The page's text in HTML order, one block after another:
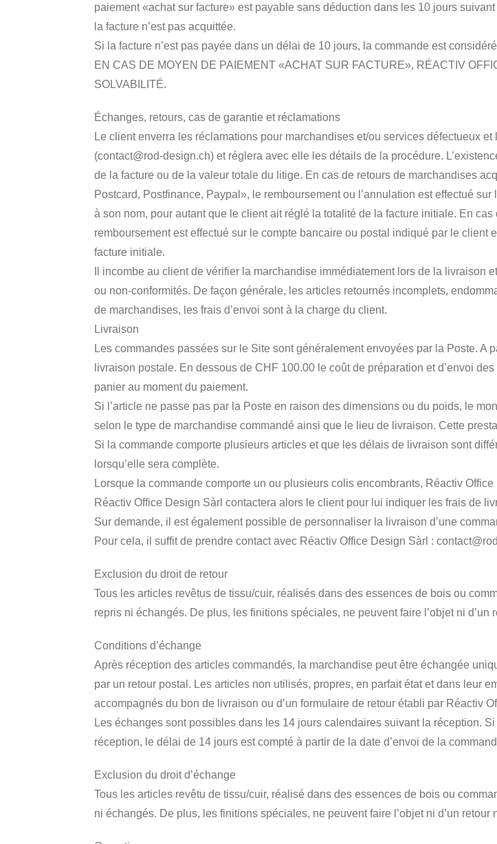
paiement «achat sur facture» est payable sans déduction dans les 10 jours
la facture n’est pas acquittée.
Si la facture n’est pas payée dans un délai de 10 jours, la commande est
EN CAS DE MOYEN DE PAIEMENT «ACHAT SUR FACTURE», RÉACTIV
SOLVABILITÉ.
Échanges, retours, cas de garantie et réclamations
Le client enverra les réclamations pour marchandises et/ou services défectueux
(contact@rod-design.ch) et réglera avec elle les détails de la procédure.
de la facture ou de la valeur totale du litige. En cas de retours de marchandises
Postcard, Postfinance, Paypal», le remboursement ou l’annulation est effectué
à son nom, pour autant que le client ait réglé la totalité de la facture initiale. En
remboursement est effectué sur le compte bancaire ou postal indiqué par le
facture initiale.
Il incombe au client de vérifier la marchandise immédiatement lors de la livraison
ou non-conformités. De façon générale, les articles retournés incomplets,
de marchandises, les frais d’envoi sont à la charge du client.
Livraison
Les commandes passées sur le Site sont généralement envoyées par la Poste. A
livraison postale. En dessous de CHF 100.00 le coût de préparation et d’envoi
panier au moment du paiement.
Si l’article ne passe pas par la Poste en raison des dimensions ou du poids, le
selon le type de marchandise commandé ainsi que le lieu de livraison. Cette
Si la commande comporte plusieurs articles et que les délais de livraison sont
lorsqu’elle sera complète.
Lorsque la commande comporte un ou plusieurs colis encombrants, Réactiv
Réactiv Office Design Sàrl contactera alors le client pour lui indiquer les frais de
Sur demande, il est également possible de personnaliser la livraison d’une
Pour cela, il suffit de prendre contact avec Réactiv Office Design Sàrl :
Exclusion du droit de retour
Tous les articles revêtus de tissu/cuir, réalisés dans des essences de bois ou
repris ni échangés. De plus, les finitions spéciales, ne peuvent faire l’objet ni d’un
Conditions d’échange
Après réception des articles commandés, la marchandise peut être échangée
par un retour postal. Les articles non utilisés, propres, en parfait état et dans leur
accompagnés du bon de livraison ou d’un formulaire de retour établi par Réactiv
Les échanges sont possibles dans les 14 jours calendaires suivant la réception.
réception, le délai de 14 jours est compté à partir de la date d’envoi de la
Exclusion du droit d’échange
Tous les articles revêtu de tissu/cuir, réalisé dans des essences de bois ou
ni échangés. De plus, les finitions spéciales, ne peuvent faire l’objet ni d’un retour